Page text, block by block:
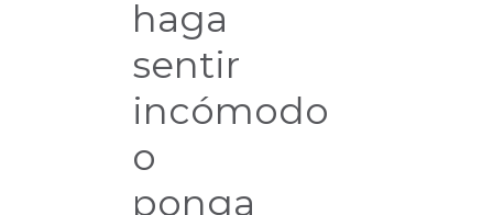
haga
sentir
incómodo
o
ponga